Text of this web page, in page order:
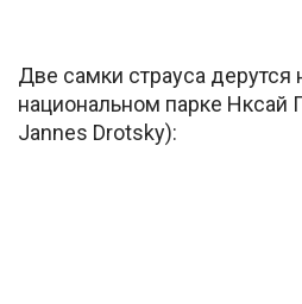
Две самки страуса дерутся
национальном парке Нксай
Jannes Drotsky):